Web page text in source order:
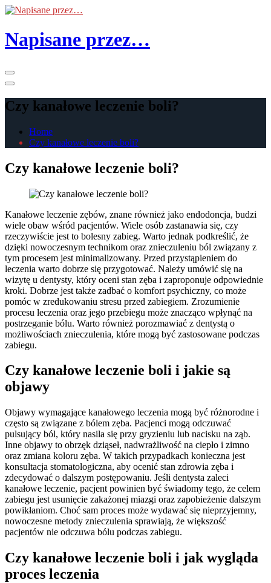
Skip
the
content
Napisane przez…
Czy kanałowe leczenie boli?
Home
Czy kanałowe leczenie boli?
Czy kanałowe leczenie boli?
Kanałowe leczenie zębów, znane również jako endodoncja, budzi
wiele obaw wśród pacjentów. Wiele osób zastanawia się, czy
rzeczywiście jest to bolesny zabieg. Warto jednak podkreślić, że
dzięki nowoczesnym technikom oraz znieczuleniu ból związany z
tym procesem jest minimalizowany. Przed przystąpieniem do
leczenia warto dobrze się przygotować. Należy umówić się na
wizytę u dentysty, który oceni stan zęba i zaproponuje odpowiednie
kroki. Dobrze jest także zadbać o komfort psychiczny, co może
pomóc w zredukowaniu stresu przed zabiegiem. Zrozumienie
procesu leczenia oraz jego przebiegu może znacząco wpłynąć na
postrzeganie bólu. Warto również porozmawiać z dentystą o
możliwościach znieczulenia, które mogą być zastosowane podczas
zabiegu.
Czy kanałowe leczenie boli i jakie są
objawy
Objawy wymagające kanałowego leczenia mogą być różnorodne i
często są związane z bólem zęba. Pacjenci mogą odczuwać
pulsujący ból, który nasila się przy gryzieniu lub nacisku na ząb.
Inne objawy to obrzęk dziąseł, nadwrażliwość na ciepło i zimno
oraz zmiana koloru zęba. W takich przypadkach konieczna jest
konsultacja stomatologiczna, aby ocenić stan zdrowia zęba i
zdecydować o dalszym postępowaniu. Jeśli dentysta zaleci
kanałowe leczenie, pacjent powinien być świadomy tego, że celem
zabiegu jest usunięcie zakażonej miazgi oraz zapobieżenie dalszym
powikłaniom. Choć sam proces może wydawać się nieprzyjemny,
nowoczesne metody znieczulenia sprawiają, że większość
pacjentów nie odczuwa bólu podczas zabiegu.
Czy kanałowe leczenie boli i jak wygląda
proces leczenia